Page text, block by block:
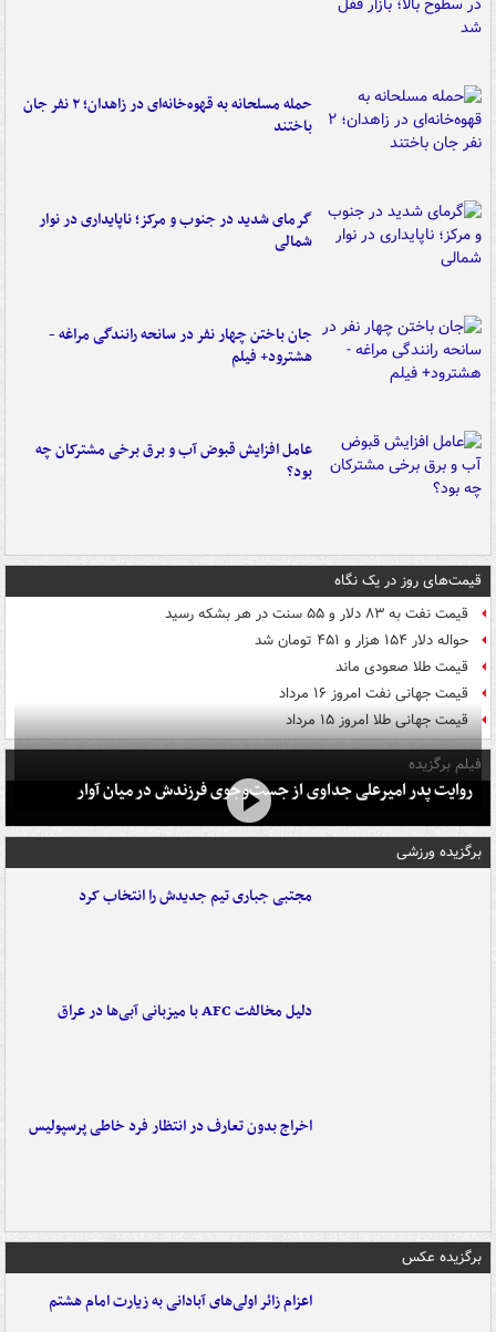
حمله مسلحانه به قهوه‌خانه‌ای در زاهدان؛ ۲ نفر جان
باختند
گرمای شدید در جنوب و مرکز؛ ناپایداری در نوار
شمالی
جان باختن چهار نفر در سانحه رانندگی مراغه -
هشترود+ فیلم
عامل افزایش قبوض آب و برق برخی مشترکان چه
بود؟
قیمت‌های روز در یک نگاه
قیمت نفت به ۸۳ دلار و ۵۵ سنت در هر بشکه رسید
حواله دلار ۱۵۴ هزار و ۴۵۱ تومان شد
قیمت طلا صعودی ماند
قیمت جهانی نفت امروز ۱۶ مرداد
قیمت جهانی طلا امروز ۱۵ مرداد
فیلم برگزیده
روایت پدر امیرعلی جداوی از جست‌وجوی فرزندش در میان آوار
برگزیده ورزشی
مجتبی جباری تیم جدیدش را انتخاب کرد
دلیل مخالفت AFC با میزبانی آبی‌ها در عراق
اخراج بدون تعارف در انتظار فرد خاطی پرسپولیس
برگزیده عکس
اعزام زائر اولی‌های آبادانی به زیارت امام هشتم